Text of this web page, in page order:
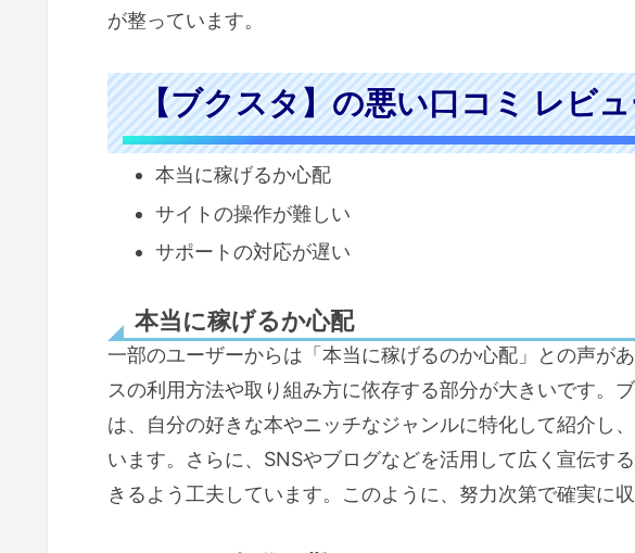
が整っています。
【ブクスタ】の悪い口コミ レビュ
本当に稼げるか心配
サイトの操作が難しい
サポートの対応が遅い
本当に稼げるか心配
一部のユーザーからは「本当に稼げるのか心配」との声が
スの利用方法や取り組み方に依存する部分が大きいです。
は、自分の好きな本やニッチなジャンルに特化して紹介し
います。さらに、SNSやブログなどを活用して広く宣伝す
きるよう工夫しています。このように、努力次第で確実に